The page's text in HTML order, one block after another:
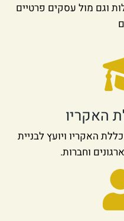
וגם מול עסקים פרטיים
האקריו
האקריו ויועץ לבניית
וחברות.